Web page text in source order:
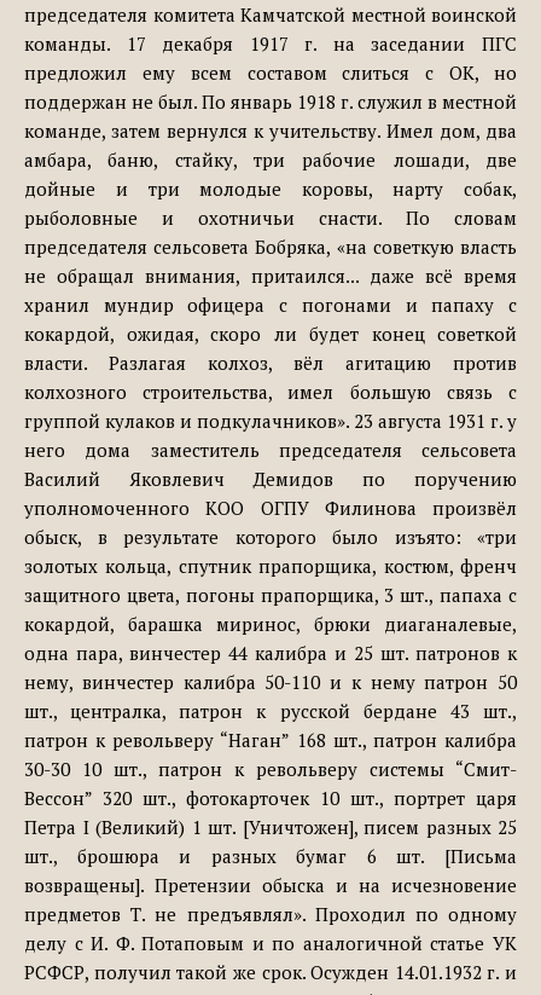
председателя комитета Камчатской местной воинской
команды. 17 декабря 1917 г. на заседании ПГС
предложил ему всем составом слиться с ОК, но
поддержан не был. По январь 1918 г. служил в местной
команде, затем вернулся к учительству. Имел дом, два
амбара, баню, стайку, три рабочие лошади, две
дойные и три молодые коровы, нарту собак,
рыболовные и охотничьи снасти. По словам
председателя сельсовета Бобряка, «на советкую власть
не обращал внимания, притаился... даже всё время
хранил мундир офицера с погонами и папаху с
кокардой, ожидая, скоро ли будет конец советкой
власти. Разлагая колхоз, вёл агитацию против
колхозного строительства, имел большую связь с
группой кулаков и подкулачников». 23 августа 1931 г. у
него дома заместитель председателя сельсовета
Василий Яковлевич Демидов по поручению
уполномоченного КОО ОГПУ Филинова произвёл
обыск, в результате которого было изъято: «три
золотых кольца, спутник прапорщика, костюм, френч
защитного цвета, погоны прапорщика, 3 шт., папаха с
кокардой, барашка миринос, брюки диаганалевые,
одна пара, винчестер 44 калибра и 25 шт. патронов к
нему, винчестер калибра 50-110 и к нему патрон 50
шт., централка, патрон к русской бердане 43 шт.,
патрон к револьверу “Наган” 168 шт., патрон калибра
30-30 10 шт., патрон к револьверу системы “Смит-
Вессон” 320 шт., фотокарточек 10 шт., портрет царя
Петра I (Великий) 1 шт. [Уничтожен], писем разных 25
шт., брошюра и разных бумаг 6 шт. [Письма
возвращены]. Претензии обыска и на исчезновение
предметов Т. не предъявлял». Проходил по одному
делу с И. Ф. Потаповым и по аналогичной статье УК
РСФСР, получил такой же срок. Осужден 14.01.1932 г. и